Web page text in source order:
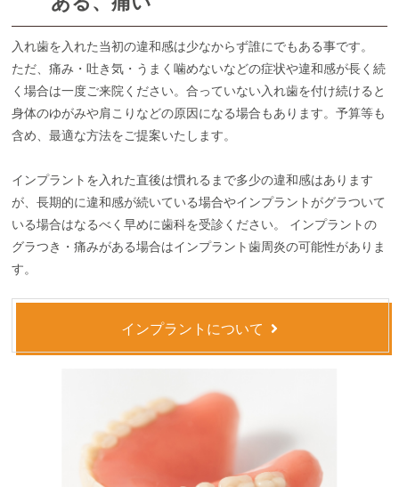
入れ歯を入れた当初の違和感は少なからず誰にでもある事です。
ただ、痛み・吐き気・うまく噛めないなどの症状や違和感が長く続
く場合は一度ご来院ください。合っていない入れ歯を付け続けると
身体のゆがみや肩こりなどの原因になる場合もあります。予算等も
含め、最適な方法をご提案いたします。
インプラントを入れた直後は慣れるまで多少の違和感はあります
が、長期的に違和感が続いている場合やインプラントがグラついて
いる場合はなるべく早めに歯科を受診ください。 インプラントの
グラつき・痛みがある場合はインプラント歯周炎の可能性がありま
す。
インプラントについて